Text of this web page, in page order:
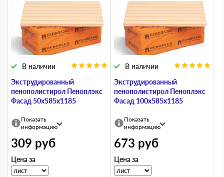
Экструдированный
пенополистирол Пеноплэкс
Фасад 50х585х1185
В наличии
Показать
информацию
309 руб
Цена за
Экструдированный
пенополистирол Пеноплэкс
Фасад 100х585х1185
В наличии
Показать
информацию
673 руб
Цена за